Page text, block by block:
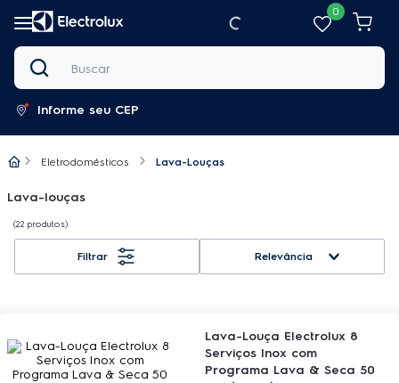
0
Buscar
Informe seu CEP
Eletrodomésticos Lava-Louças
Lava-louças
22 produtos
Relevância
Lava-Louça Electrolux 8
Serviços Inox com
Programa Lava & Seca 50